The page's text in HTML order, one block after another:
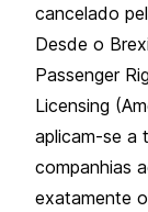
cancelado
Desde o
Passenger
Licensing
aplicam-se a
companhias
exatamente